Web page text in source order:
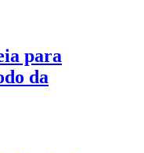
para
da